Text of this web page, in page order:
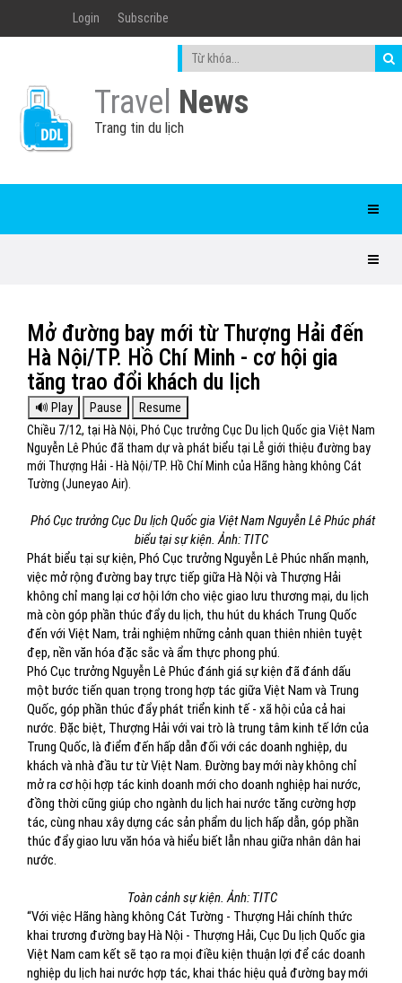
Login Subscribe
Travel News
Trang tin du lịch
Mở đường bay mới từ Thượng Hải đến
Hà Nội/TP. Hồ Chí Minh - cơ hội gia
tăng trao đổi khách du lịch
Chiều 7/12, tại Hà Nội, Phó Cục trưởng Cục Du lịch Quốc gia Việt Nam
Nguyễn Lê Phúc đã tham dự và phát biểu tại Lễ giới thiệu đường bay
mới Thượng Hải - Hà Nội/TP. Hồ Chí Minh của Hãng hàng không Cát
Tường (Juneyao Air).
Phó Cục trưởng Cục Du lịch Quốc gia Việt Nam Nguyễn Lê Phúc phát
biểu tại sự kiện. Ảnh: TITC
Phát biểu tại sự kiện, Phó Cục trưởng Nguyễn Lê Phúc nhấn mạnh,
việc mở rộng đường bay trực tiếp giữa Hà Nội và Thượng Hải
không chỉ mang lại cơ hội lớn cho việc giao lưu thương mại, du lịch
mà còn góp phần thúc đẩy du lịch, thu hút du khách Trung Quốc
đến với Việt Nam, trải nghiệm những cảnh quan thiên nhiên tuyệt
đẹp, nền văn hóa đặc sắc và ẩm thực phong phú.
Phó Cục trưởng Nguyễn Lê Phúc đánh giá sự kiện đã đánh dấu
một bước tiến quan trọng trong hợp tác giữa Việt Nam và Trung
Quốc, góp phần thúc đẩy phát triển kinh tế - xã hội của cả hai
nước. Đặc biệt, Thượng Hải với vai trò là trung tâm kinh tế lớn của
Trung Quốc, là điểm đến hấp dẫn đối với các doanh nghiệp, du
khách và nhà đầu tư từ Việt Nam. Đường bay mới này không chỉ
mở ra cơ hội hợp tác kinh doanh mới cho doanh nghiệp hai nước,
đồng thời cũng giúp cho ngành du lịch hai nước tăng cường hợp
tác, cùng nhau xây dựng các sản phẩm du lịch hấp dẫn, góp phần
thúc đẩy giao lưu văn hóa và hiểu biết lẫn nhau giữa nhân dân hai
nước.
Toàn cảnh sự kiện. Ảnh: TITC
“Với việc Hãng hàng không Cát Tường - Thượng Hải chính thức
khai trương đường bay Hà Nội - Thượng Hải, Cục Du lịch Quốc gia
Việt Nam cam kết sẽ tạo ra mọi điều kiện thuận lợi để các doanh
nghiệp du lịch hai nước hợp tác, khai thác hiệu quả đường bay mới